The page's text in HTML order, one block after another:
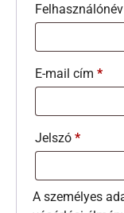
Felhasználónév
E-mail cím *
Jelszó *
A személyes